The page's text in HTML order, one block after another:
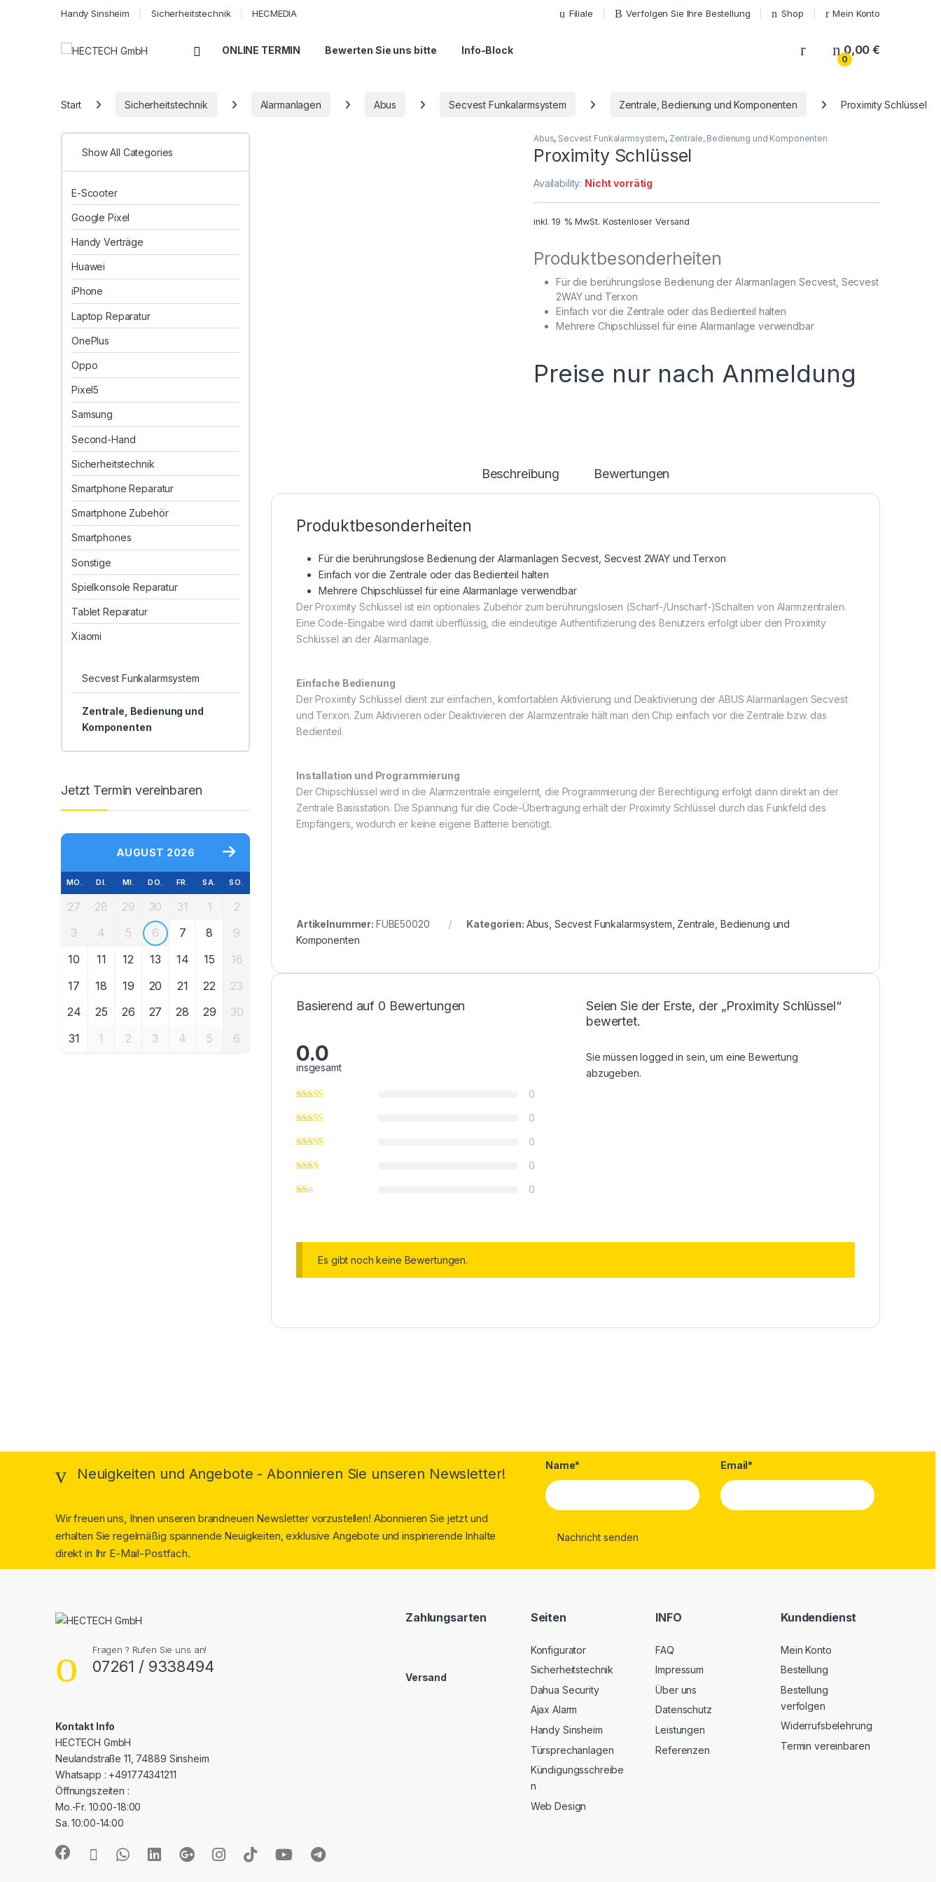
Handy Sinsheim Sicherheitstechnik HECMEDIA Filiale Verfolgen Sie Ihre Bestellung Shop Mein Konto
Open ONLINE TERMIN Bewerten Sie uns bitte Info-Block My Account
0
0,00€
Start Sicherheitstechnik Alarmanlagen Abus Secvest Funkalarmsystem Zentrale, Bedienung und Komponenten Proximity Schlüssel
Abus, Secvest Funkalarmsystem, Zentrale, Bedienung und Komponenten
Proximity Schlüssel
Availability: Nicht vorrätig
inkl. 19 % MwSt. Kostenloser Versand
Produktbesonderheiten
Für die berührungslose Bedienung der Alarmanlagen Secvest, Secvest
2WAY und Terxon
Einfach vor die Zentrale oder das Bedienteil halten
Mehrere Chipschlüssel für eine Alarmanlage verwendbar
Preise nur nach Anmeldung
Beschreibung Bewertungen
Produktbesonderheiten
Für die berührungslose Bedienung der Alarmanlagen Secvest, Secvest 2WAY und Terxon
Einfach vor die Zentrale oder das Bedienteil halten
Mehrere Chipschlüssel für eine Alarmanlage verwendbar
Der Proximity Schlüssel ist ein optionales Zubehör zum berührungslosen (Scharf-/Unscharf-)Schalten von Alarmzentralen.
Eine Code-Eingabe wird damit überflüssig, die eindeutige Authentifizierung des Benutzers erfolgt über den Proximity
Schlüssel an der Alarmanlage.
Einfache Bedienung
Der Proximity Schlüssel dient zur einfachen, komfortablen Aktivierung und Deaktivierung der ABUS Alarmanlagen Secvest
und Terxon. Zum Aktivieren oder Deaktivieren der Alarmzentrale hält man den Chip einfach vor die Zentrale bzw. das
Bedienteil.
Installation und Programmierung
Der Chipschlüssel wird in die Alarmzentrale eingelernt, die Programmierung der Berechtigung erfolgt dann direkt an der
Zentrale Basisstation. Die Spannung für die Code-Übertragung erhält der Proximity Schlüssel durch das Funkfeld des
Empfängers, wodurch er keine eigene Batterie benötigt.
Artikelnummer: FUBE50020 Kategorien: Abus Secvest Funkalarmsystem Zentrale, Bedienung und
Komponenten
Basierend auf 0 Bewertungen
0.0
insgesamt
0
0
0
0
0
Seien Sie der Erste, der „Proximity Schlüssel“
bewertet.
Sie müssenlogged in sein, um eine Bewertung
abzugeben.
Es gibt noch keine Bewertungen.
Show All Categories
E-Scooter
Google Pixel
Handy Verträge
Huawei
iPhone
Laptop Reparatur
OnePlus
Oppo
Pixel5
Samsung
Second-Hand
Sicherheitstechnik
Smartphone Reparatur
Smartphone Zubehör
Smartphones
Sonstige
Spielkonsole Reparatur
Tablet Reparatur
Xiaomi
Secvest Funkalarmsystem
Zentrale, Bedienung und
Komponenten
Jetzt Termin vereinbaren
AUGUST 2026
MO. DI. MI. DO. FR. SA. SO.
27 28 29 30 31 1
2
3
4 5 6 7 8
9
10
11 12 13 14 15
16
17
18 19 20 21 22
23
24
25 26 27 28 29
30
31
1 2 3 4 5 6
Neuigkeiten und Angebote - Abonnieren Sie unseren Newsletter!
Wir freuen uns, Ihnen unseren brandneuen Newsletter vorzustellen! Abonnieren Sie jetzt und
erhalten Sie regelmäßig spannende Neuigkeiten, exklusive Angebote und inspirierende Inhalte
direkt in Ihr E-Mail-Postfach.
Name* Email*
Fragen ? Rufen Sie uns an!
07261 / 9338494
Kontakt Info
HECTECH GmbH
Neulandstraße 11, 74889 Sinsheim
Whatsapp : +491774341211
Öffnungszeiten :
Mo.-Fr. 10:00-18:00
Sa. 10:00-14:00
Zahlungsarten
Versand
Seiten
Konfigurator
Sicherheitstechnik
Dahua Security
Ajax Alarm
Handy Sinsheim
Türsprechanlagen
Kündigungsschreibe
n
Web Design
INFO
FAQ
Impressum
Über uns
Datenschutz
Leistungen
Referenzen
Kundendienst
Mein Konto
Bestellung
Bestellung
verfolgen
Widerrufsbelehrung
Termin vereinbaren